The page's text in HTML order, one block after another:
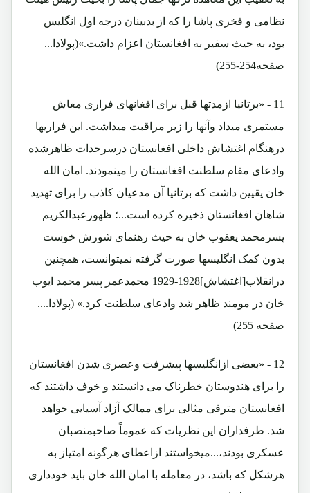
نظامی و فخری پاشا را که از بدبینان درجه اول انگلیس
بود، به حیث سفیر به افغانستان اعزام داشت.»(پولادا...
صفحه254-255)
11 - «برتانیا ازمدتها قبل برای افغانهای فراری معاش
مستمری میداد وآنها را زیر مراقبت میداشت. این فراریها
درهنگام اغتشاش داخلی افغانستان درسرحدات ظاهرشده
وادعای مقام سلطنت افغانستان را مینمودند. امان الله
خان یقیین داشت که برتانیا آن مدعیان کاذب را برای تهدید
شاهان افغانستان ذخیره کرده است...؛ ظهورعبدالکریم
پسرمحمد یعقوب خان به حیث رهنمای شورش خوست
بدون کمک انگلیسها صورت گرفته نمیتوانست، همچنین
درانقلاب[اغتشاش]1928-1929 محمدعمر پسر محمد ایوب
خان در مومند ظاهر شد وادعای سلطنت کرد.» (پولادا....
صفحه 255)
12 - «بعضی ازانگلیسها پیشرفت وعصری شدن افغانستان
را برای هندوستان خطرناک می دانستند و خوف داشتند که
افغانستان مترقی مثالی برای ممالک آزاد آسیایی خواهد
شد. طرفداران این نظریات که عموماً صاحبمنصبان
عسکری بودند،...میخواستند ازاعطای هرگونه امتیاز به
هرشکل که باشد، در معامله با امان الله خان باید خودداری